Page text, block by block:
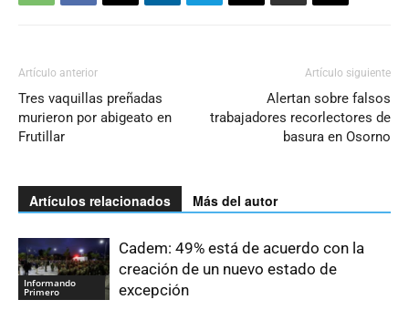
Artículo anterior
Tres vaquillas preñadas
murieron por abigeato en
Frutillar
Artículo siguiente
Alertan sobre falsos
trabajadores recorlectores de
basura en Osorno
Artículos relacionados Más del autor
Informando
Primero
Cadem: 49% está de acuerdo con la
creación de un nuevo estado de
excepción